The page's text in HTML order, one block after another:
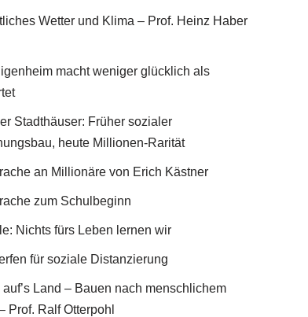
Wetter und Klima – Prof. Heinz Haber
macht weniger glücklich als
Stadthäuser: Früher sozialer
heute Millionen-Rarität
an Millionäre von Erich Kästner
zum Schulbeginn
Nichts fürs Leben lernen wir
für soziale Distanzierung
auf’s Land – Bauen nach menschlichem
Prof. Ralf Otterpohl